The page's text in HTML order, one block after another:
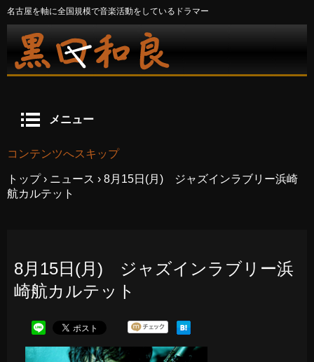
名古屋を軸に全国規模で音楽活動をしているドラマー
メニュー
コンテンツへスキップ
トップ › ニュース › 8月15日(月) ジャズインラブリー浜崎
航カルテット
8月15日(月) ジャズインラブリー浜
崎航カルテット